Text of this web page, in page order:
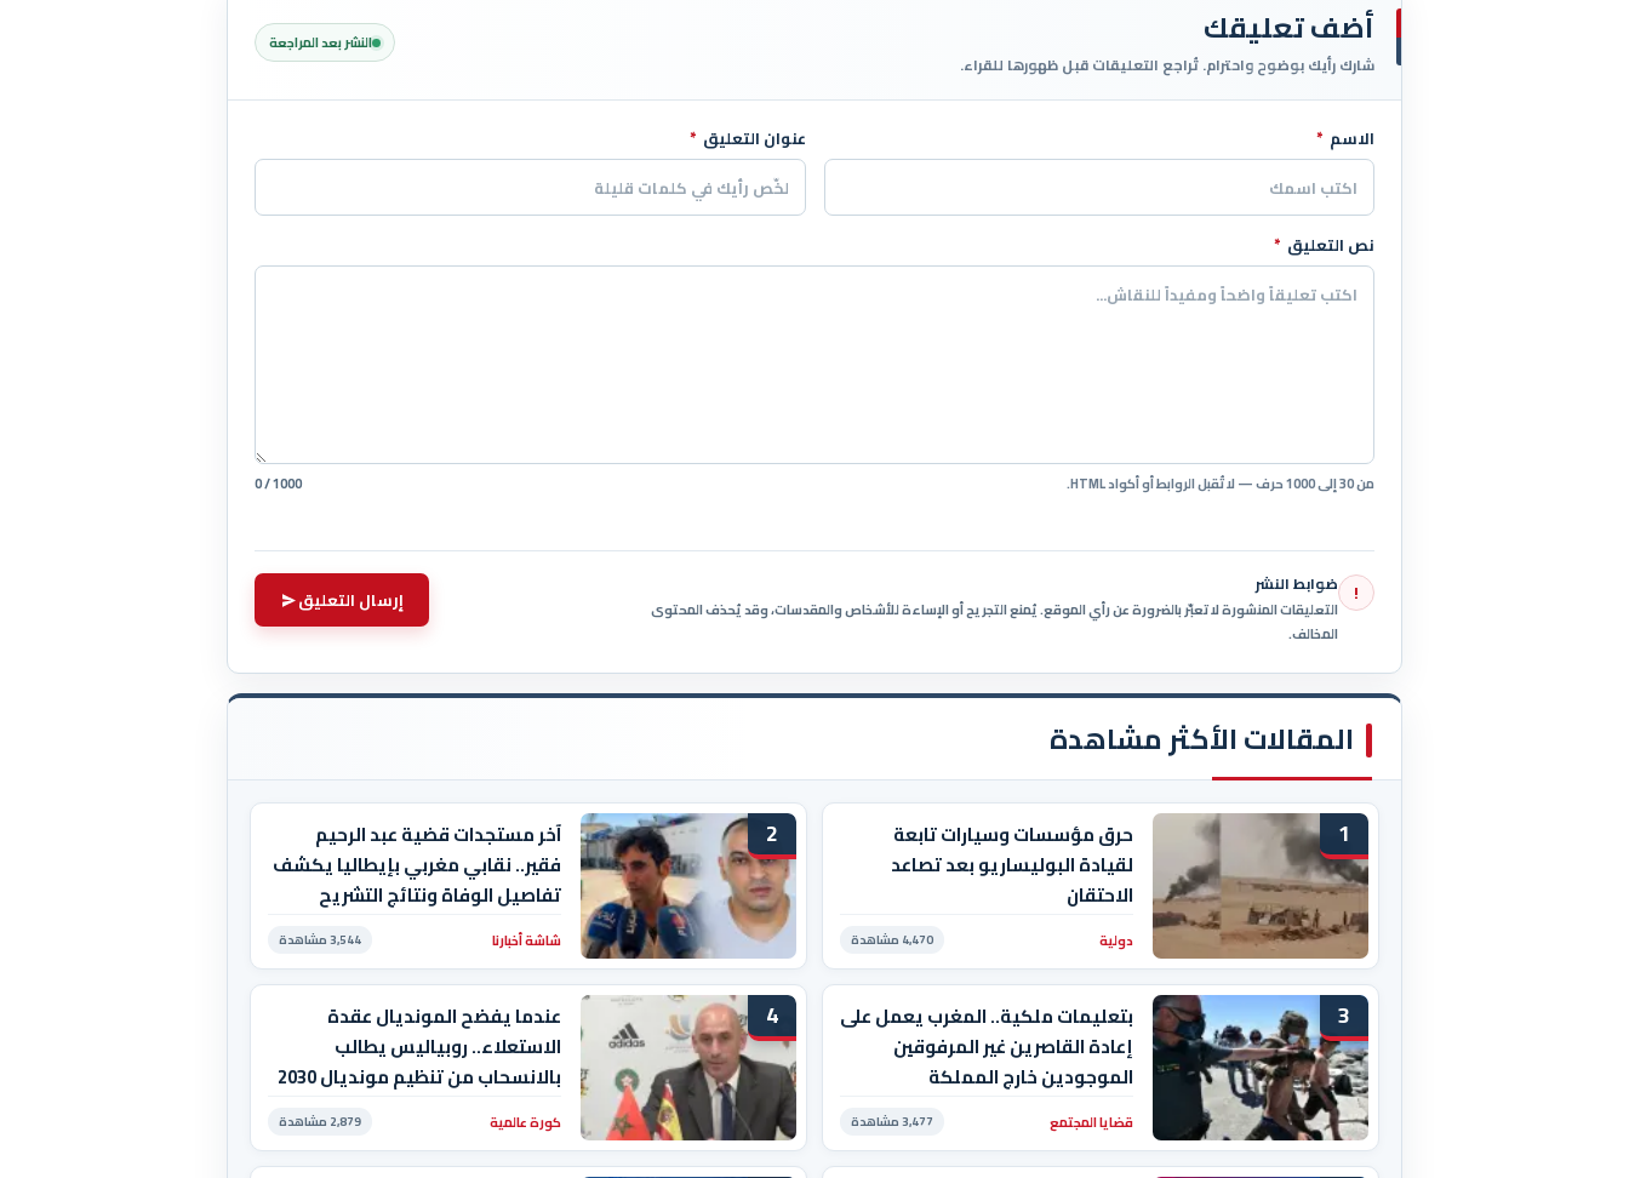
أضف تعليقك
شارك رأيك بوضوح واحترام. تُراجع التعليقات قبل ظهورها للقراء.
النشر بعد المراجعة
اترك هذا الحقل فارغاً
الاسم * عنوان التعليق *
نص التعليق *
من 30 إلى 1000 حرف — لا تُقبل الروابط أو أكواد HTML. 0 / 1000
! ضوابط النشر
التعليقات المنشورة لا تعبّر بالضرورة عن رأي الموقع. يُمنع التجريح أو الإساءة للأشخاص والمقدسات، وقد يُحذف المحتوى
المخالف.
إرسال التعليق
المقالات الأكثر مشاهدة
1
حرق مؤسسات وسيارات تابعة
لقيادة البوليساريو بعد تصاعد
الاحتقان
دولية 4,470 مشاهدة
2
آخر مستجدات قضية عبد الرحيم
فقير.. نقابي مغربي بإيطاليا يكشف
تفاصيل الوفاة ونتائج التشريح
شاشة أخبارنا 3,544 مشاهدة
3
بتعليمات ملكية.. المغرب يعمل على
إعادة القاصرين غير المرفوقين
الموجودين خارج المملكة
قضايا المجتمع 3,477 مشاهدة
4
عندما يفضح المونديال عقدة
الاستعلاء.. روبياليس يطالب
بالانسحاب من تنظيم مونديال 2030
النهائية!
كورة عالمية 2,879 مشاهدة